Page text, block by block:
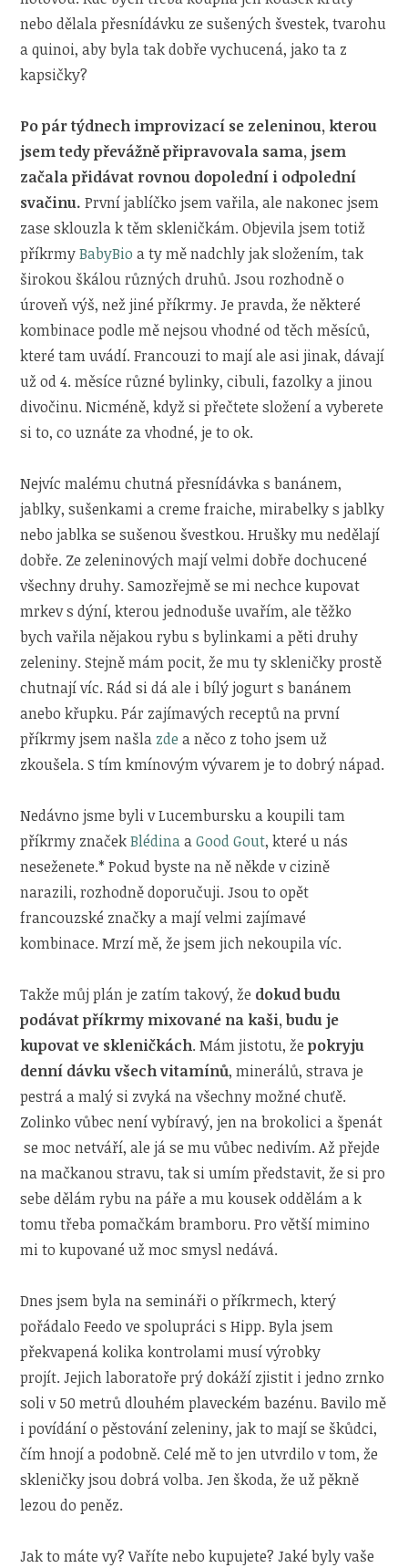
nebo dělala přesnídávku ze sušených švestek, tvarohu
a quinoi, aby byla tak dobře vychucená, jako ta z
kapsičky?
Po pár týdnech improvizací se zeleninou, kterou
jsem tedy převážně připravovala sama, jsem
začala přidávat rovnou dopolední i odpolední
svačinu. První jablíčko jsem vařila, ale nakonec jsem
zase sklouzla k těm skleničkám. Objevila jsem totiž
příkrmyBabyBio a ty mě nadchly jak složením, tak
širokou škálou různých druhů. Jsou rozhodně o
úroveň výš, než jiné příkrmy. Je pravda, že některé
kombinace podle mě nejsou vhodné od těch měsíců,
které tam uvádí. Francouzi to mají ale asi jinak, dávají
už od 4. měsíce různé bylinky, cibuli, fazolky a jinou
divočinu. Nicméně, když si přečtete složení a vyberete
si to, co uznáte za vhodné, je to ok.
Nejvíc malému chutná přesnídávka s banánem,
jablky, sušenkami a creme fraiche, mirabelky s jablky
nebo jablka se sušenou švestkou. Hrušky mu nedělají
dobře. Ze zeleninových mají velmi dobře dochucené
všechny druhy. Samozřejmě se mi nechce kupovat
mrkev s dýní, kterou jednoduše uvařím, ale těžko
bych vařila nějakou rybu s bylinkami a pěti druhy
zeleniny. Stejně mám pocit, že mu ty skleničky prostě
chutnají víc. Rád si dá ale i bílý jogurt s banánem
anebo křupku. Pár zajímavých receptů na první
příkrmy jsem našla zde a něco z toho jsem už
zkoušela. S tím kmínovým vývarem je to dobrý nápad.
Nedávno jsme byli v Lucembursku a koupili tam
příkrmy značekBlédinaaGood Gout, které u nás
neseženete.* Pokud byste na ně někde v cizině
narazili, rozhodně doporučuji. Jsou to opět
francouzské značky a mají velmi zajímavé
kombinace. Mrzí mě, že jsem jich nekoupila víc.
Takže můj plán je zatím takový, že dokud budu
podávat příkrmy mixované na kaši, budu je
kupovat ve skleničkách. Mám jistotu, žepokryju
denní dávku všech vitamínů, minerálů, strava je
pestrá a malý si zvyká na všechny možné chuťě.
Zolinko vůbec není vybíravý, jen na brokolici a špenát
se moc netváří, ale já se mu vůbec nedivím. Až přejde
na mačkanou stravu, tak si umím představit, že si pro
sebe dělám rybu na páře a mu kousek oddělám a k
tomu třeba pomačkám bramboru. Pro větší mimino
mi to kupované už moc smysl nedává.
Dnes jsem byla na semináři o příkrmech, který
pořádalo Feedo ve spolupráci s Hipp. Byla jsem
překvapená kolika kontrolami musí výrobky
projít. Jejich laboratoře prý dokáží zjistit i jedno zrnko
soli v 50 metrů dlouhém plaveckém bazénu. Bavilo mě
i povídání o pěstování zeleniny, jak to mají se škůdci,
čím hnojí a podobně. Celé mě to jen utvrdilo v tom, že
skleničky jsou dobrá volba. Jen škoda, že už pěkně
lezou do peněz.
Jak to máte vy? Vaříte nebo kupujete? Jaké byly vaše